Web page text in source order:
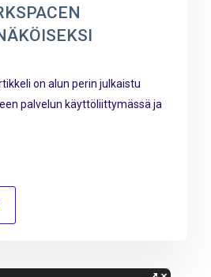
on alun perin julkaistu
palvelun käyttöliittymässä ja